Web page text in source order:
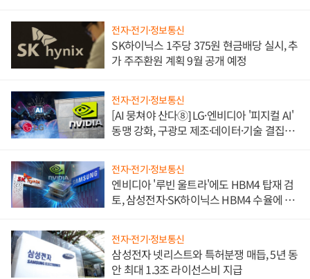
전자·전기·정보통신
SK하이닉스 1주당 375원 현금배당 실시, 추
가 주주환원 계획 9월 공개 예정
전자·전기·정보통신
[AI 뭉쳐야 산다⑧] LG·엔비디아 '피지컬 AI'
동맹 강화, 구광모 제조·데이터·기술 결집
전자·전기·정보통신
엔비디아 '루빈 울트라'에도 HBM4 탑재 검
토, 삼성전자·SK하이닉스 HBM4 수율에 주
전자·전기·정보통신
삼성전자 넷리스트와 특허분쟁 매듭, 5년 동
안 최대 1.3조 라이선스비 지급